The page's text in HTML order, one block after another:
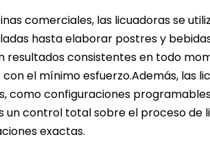
comerciales, las licuadoras se
hasta elaborar postres y
resultados consistentes en todo
el mínimo esfuerzo.Además, las
como configuraciones
un control total sobre el proceso de
exactas.